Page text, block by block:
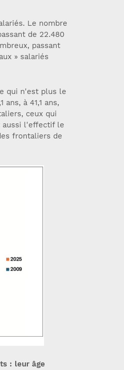
Le nombre
de 22.480
passant
» salariés
qui n'est plus le
à 41,1 ans,
ceux qui
aussi l'effectif le
frontaliers de
: leur âge